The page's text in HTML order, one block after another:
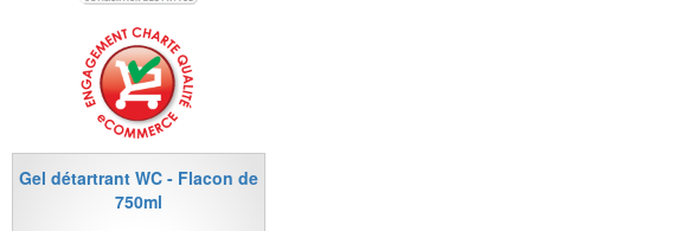
Gel détartrant WC - Flacon de
750ml